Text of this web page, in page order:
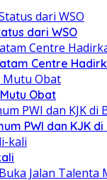
dari WSO
Centre
Obat
PWI dan KJK di